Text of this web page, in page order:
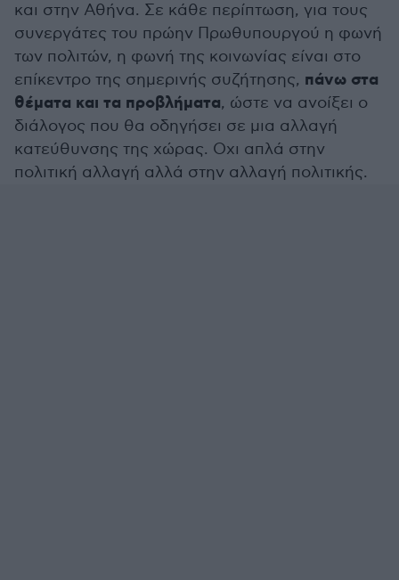
και στην Αθήνα. Σε κάθε περίπτωση, για τους
συνεργάτες του πρώην Πρωθυπουργού η φωνή
των πολιτών, η φωνή της κοινωνίας είναι στο
επίκεντρο της σημερινής συζήτησης, πάνω στα
θέματα και τα προβλήματα, ώστε να ανοίξει ο
διάλογος που θα οδηγήσει σε μια αλλαγή
κατεύθυνσης της χώρας. Οχι απλά στην
πολιτική αλλαγή αλλά στην αλλαγή πολιτικής.